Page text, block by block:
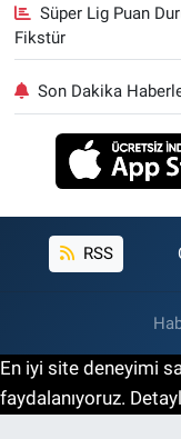
Süper Lig Puan
Fikstür
Son Dakika
RSS
En iyi site deneyimi
faydalanıyoruz.